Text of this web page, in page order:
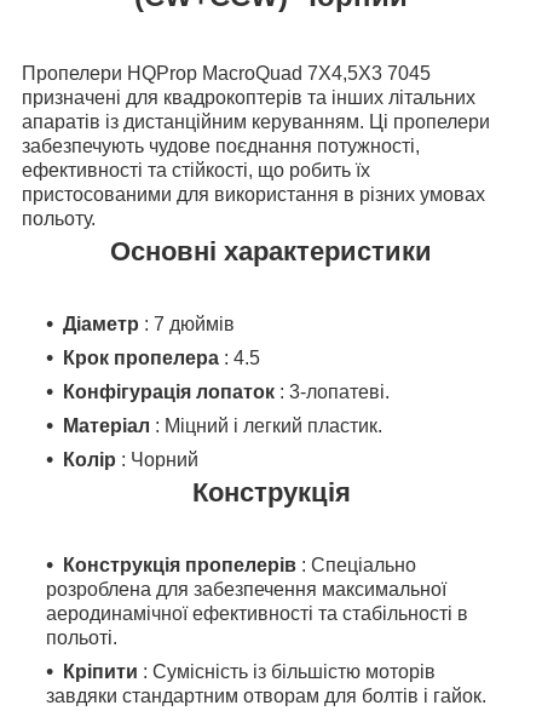
Пропелери HQProp MacroQuad 7X4,5X3 7045
призначені для квадрокоптерів та інших літальних
апаратів із дистанційним керуванням. Ці пропелери
забезпечують чудове поєднання потужності,
ефективності та стійкості, що робить їх
пристосованими для використання в різних умовах
польоту.
Основні характеристики
Діаметр : 7 дюймів
Крок пропелера : 4.5
Конфігурація лопаток : 3-лопатеві.
Матеріал : Міцний і легкий пластик.
Колір : Чорний
Конструкція
Конструкція пропелерів : Спеціально
розроблена для забезпечення максимальної
аеродинамічної ефективності та стабільності в
польоті.
Кріпити : Сумісність із більшістю моторів
завдяки стандартним отворам для болтів і гайок.